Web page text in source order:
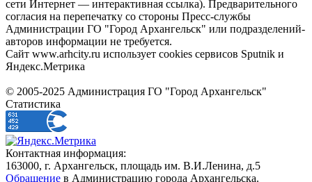
сети Интернет — интерактивная ссылка). Предварительного
согласия на перепечатку со стороны Пресс-службы
Администрации ГО "Город Архангельск" или подразделений-
авторов информации не требуется.
Сайт www.arhcity.ru использует cookies сервисов Sputnik и
Яндекс.Метрика
© 2005-2025 Администрация ГО "Город Архангельск"
Статистика
Контактная информация:
163000, г. Архангельск, площадь им. В.И.Ленина, д.5
Обращение в Администрацию города Архангельска.